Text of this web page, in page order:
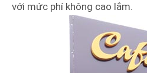
với mức phí không cao lắm.